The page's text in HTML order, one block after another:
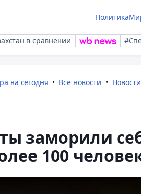
Политика
в сравнении
на сегодня Все новости
заморили
100